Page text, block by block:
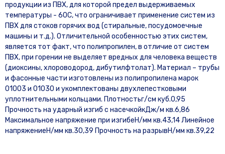
продукции из ПВХ, для которой предел выдерживаемых
температуры - 60С, что ограничивает применение систем из
ПВХ для стоков горячих вод (стиральные, посудомоечные
машины и т.д.). Отличительной особенностью этих систем,
является тот факт, что полипропилен, в отличие от систем
ПВХ, при горении не выделяет вредных для человека веществ
(диоксины, хлороводород, дибутилфтолат). Материал – трубы
и фасонные части изготовлены из полипропилена марок
01003 и 01030 и укомплектованы двухлепестковыми
уплотнительными кольцами. Плотностьг/см куб.0,95
Прочность на ударный изгиб с насечкойкДж/м кв.6,86
Максимальное напряжение при изгибеН/мм кв.43,14 Линейное
напряжениеН/мм кв.30,39 Прочность на разрывН/мм кв.39,22